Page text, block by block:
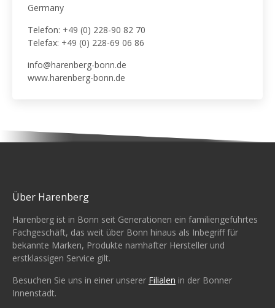
Germany
Telefon: +49 (0) 228-90 82 70
Telefax: +49 (0) 228-69 06 86
info@harenberg-bonn.de
www.harenberg-bonn.de
Über Harenberg
Harenberg ist in Bonn seit Generationen ein familiengeführtes
Fachgeschäft, das weit über Bonn hinaus als Inbegriff für
bekannte Marken, Produkte namhafter Hersteller und
erstklassigen Service gilt.
Besuchen Sie uns in einer unserer Filialen in der Bonner
Innenstadt.